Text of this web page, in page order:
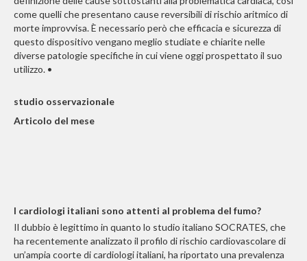
come quelli che presentano cause reversibili di rischio aritmico di
morte improvvisa. È necessario però che efficacia e sicurezza di
questo dispositivo vengano meglio studiate e chiarite nelle
diverse patologie specifiche in cui viene oggi prospettato il suo
utilizzo. •
studio osservazionale
Articolo del mese
I cardiologi italiani sono attenti al problema del fumo?
Il dubbio è legittimo in quanto lo studio italiano SOCRATES, che
ha recentemente analizzato il profilo di rischio cardiovascolare di
un’ampia coorte di cardiologi italiani, ha riportato una prevalenza